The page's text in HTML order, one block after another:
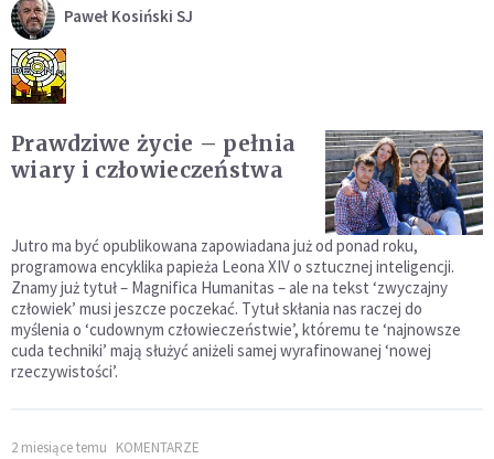
Paweł Kosiński SJ
Prawdziwe życie – pełnia
wiary i człowieczeństwa
Jutro ma być opublikowana zapowiadana już od ponad roku,
programowa encyklika papieża Leona XIV o sztucznej inteligencji.
Znamy już tytuł – Magnifica Humanitas – ale na tekst ‘zwyczajny
człowiek’ musi jeszcze poczekać. Tytuł skłania nas raczej do
myślenia o ‘cudownym człowieczeństwie’, któremu te ‘najnowsze
cuda techniki’ mają służyć aniżeli samej wyrafinowanej ‘nowej
rzeczywistości’.
2 miesiące temu KOMENTARZE